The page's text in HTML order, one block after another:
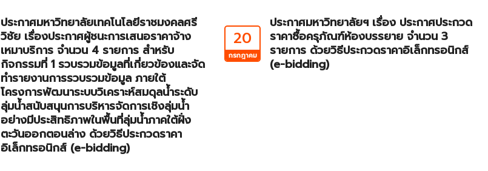
ประกาศมหาวิทยาลัยเทคโนโลยีราชมงคลศรี
วิชัย เรื่องประกาศผู้ชนะการเสนอราคาจ้าง
เหมาบริการ จำนวน 4 รายการ สำหรับ
กิจกรรมที่ 1 รวบรวมข้อมูลที่เกี่ยวข้องและจัด
ทำรายงานการรวบรวมข้อมูล ภายใต้
โครงการพัฒนาระบบวิเคราะห์สมดุลน้ำระดับ
ลุ่มน้ำสนับสนุนการบริหารจัดการเชิงลุ่มน้ำ
อย่างมีประสิทธิภาพในพื้นที่ลุ่มน้ำภาคใต้ฝั่ง
ตะวันออกตอนล่าง ด้วยวิธีประกวดราคา
อิเล็กทรอนิกส์ (e-bidding)
20
กรกฎาคม
ประกาศมหาวิทยาลัยฯ เรื่อง ประกาศประกวด
ราคาซื้อครุภัณฑ์ห้องบรรยาย จำนวน 3
รายการ ด้วยวิธีประกวดราคาอิเล็กทรอนิกส์
(e-bidding)